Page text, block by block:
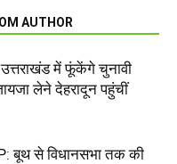
AUTHOR
में फूंकेंगे चुनावी
लेने देहरादून पहुंचीं
बूथ से विधानसभा तक की